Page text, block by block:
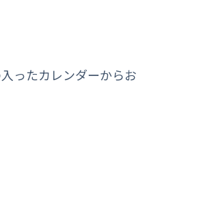
ったカレンダーからお